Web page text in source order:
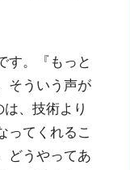
す。『もっと
そういう声が
、技術より
ってくれるこ
どうやってあ